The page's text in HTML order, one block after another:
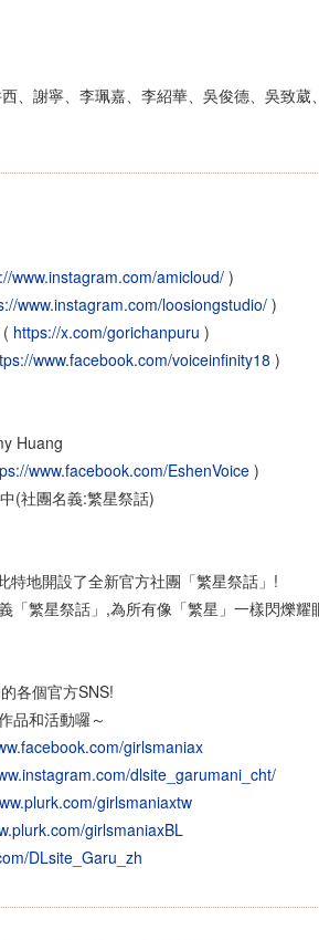
、謝寧、李珮嘉、李紹華、吳俊德、吳致
www.instagram.com/amicloud/ )
www.instagram.com/loosiongstudio/ )
https://x.com/gorichanpuru )
www.facebook.com/voiceinfinity18 )
Huang
www.facebook.com/EshenVoice )
(社團名義:繁星祭話)
特地開設了全新官方社團「繁星祭話」!
「繁星祭話」,為所有像「繁星」一樣閃爍
各個官方SNS!
品和活動囉～
girlsmaniax
dlsite_garumani_cht/
girlsmaniaxtw
girlsmaniaxBL
DLsite_Garu_zh